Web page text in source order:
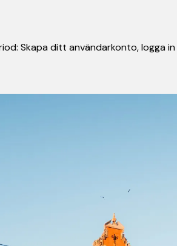
Skapa ditt användarkonto, logga